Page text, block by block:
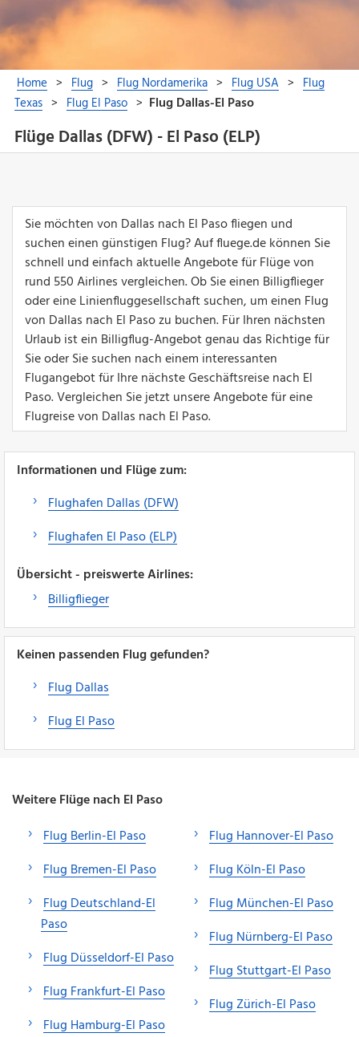
Flüge Dallas (DFW) - El Paso (ELP)
Sie möchten von Dallas nach El Paso fliegen und
suchen einen günstigen Flug? Auf fluege.de können Sie
schnell und einfach aktuelle Angebote für Flüge von
rund 550 Airlines vergleichen. Ob Sie einen Billigflieger
oder eine Linienfluggesellschaft suchen, um einen Flug
von Dallas nach El Paso zu buchen. Für Ihren nächsten
Urlaub ist ein Billigflug-Angebot genau das Richtige für
Sie oder Sie suchen nach einem interessanten
Flugangebot für Ihre nächste Geschäftsreise nach El
Paso. Vergleichen Sie jetzt unsere Angebote für eine
Flugreise von Dallas nach El Paso.
Informationen und Flüge zum:
Flughafen Dallas (DFW)
Flughafen El Paso (ELP)
Übersicht - preiswerte Airlines:
Billigflieger
Keinen passenden Flug gefunden?
Flug Dallas
Flug El Paso
Weitere Flüge nach El Paso
Flug Berlin-El Paso
Flug Bremen-El Paso
Flug Deutschland-El
Paso
Flug Düsseldorf-El Paso
Flug Frankfurt-El Paso
Flug Hamburg-El Paso
Flug Hannover-El Paso
Flug Köln-El Paso
Flug München-El Paso
Flug Nürnberg-El Paso
Flug Stuttgart-El Paso
Flug Zürich-El Paso